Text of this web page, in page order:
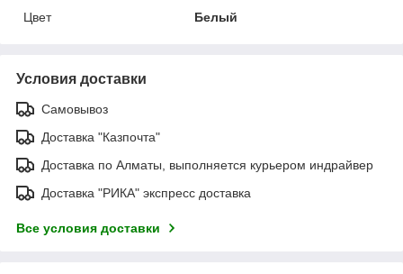
Цвет
Белый
Условия доставки
Самовывоз
Доставка "Казпочта"
Доставка по Алматы, выполняется курьером индрайвер
Доставка "РИКА" экспресс доставка
Все условия доставки